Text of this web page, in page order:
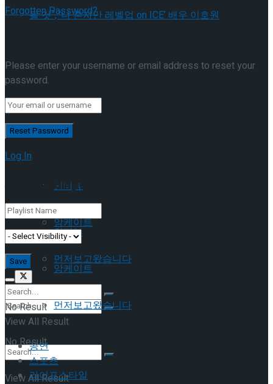
[인터뷰] “세계 어디에도 없던 새로운 형태의
Trending Tags
인터뷰
앙케이트
먼저보고왔습니다
No Result
View All Result
[인터뷰] “세계 어디에도 없던 새로운 형태의
공연이 될 것”, ‘나 혼자만 레벨업 on ICE’ 배우
이호원
Trending Tags
인터뷰
앙케이트
먼저보고왔습니다
Forgotten Password?
Please enter your username or email address to reset your
password.
Log In
Add New Playlist
No Result
View All Result
공연
스포츠
라이프스타일